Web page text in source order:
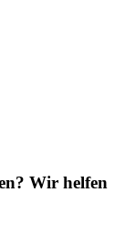
Wir helfen